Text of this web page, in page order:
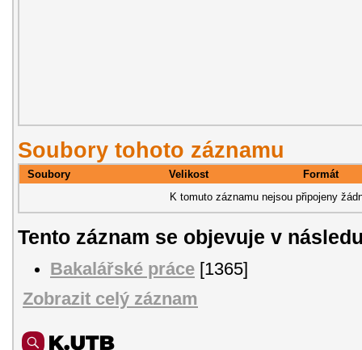
Soubory tohoto záznamu
Soubory Velikost
Formát
K tomuto záznamu nejsou připojeny
Tento záznam se objevuje v
Bakalářské práce [1365]
Zobrazit celý záznam